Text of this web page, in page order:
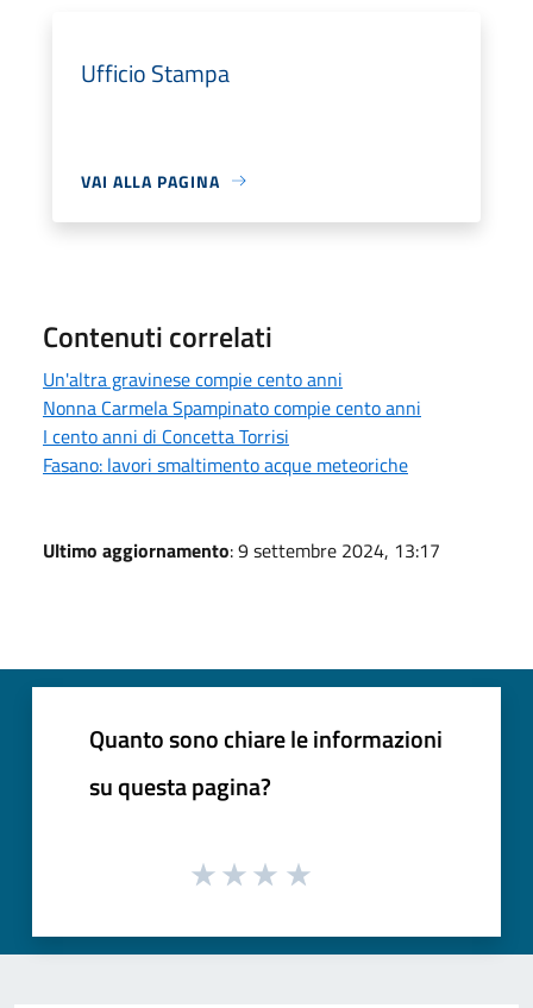
Ufficio Stampa
VAI ALLA PAGINA
Contenuti correlati
Un'altra gravinese compie cento anni
Nonna Carmela Spampinato compie cento anni
I cento anni di Concetta Torrisi
Fasano: lavori smaltimento acque meteoriche
Ultimo aggiornamento: 9 settembre 2024, 13:17
Quanto sono chiare le informazioni
su questa pagina?